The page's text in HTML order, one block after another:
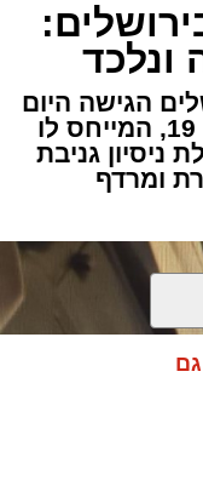
בעוטף
שוהה בלתי
יסודי
יצירתית
של
המעברים
הבירה.
שעורר את
כשורה.
הבחינו
שאינה
קפדנית
ונלכד
הגישה היום
כתב אישום חמור נגד צעיר בן 19, המייחס לו
ניסיון גניבת
ומרדף
גם